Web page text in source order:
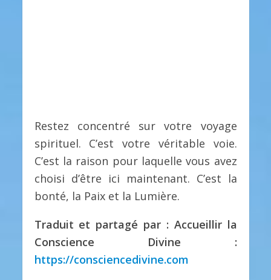
Restez concentré sur votre voyage
spirituel. C’est votre véritable voie.
C’est la raison pour laquelle vous avez
choisi d’être ici maintenant. C’est la
bonté, la Paix et la Lumière.
Traduit et partagé par : Accueillir la
Conscience Divine :
https://consciencedivine.com